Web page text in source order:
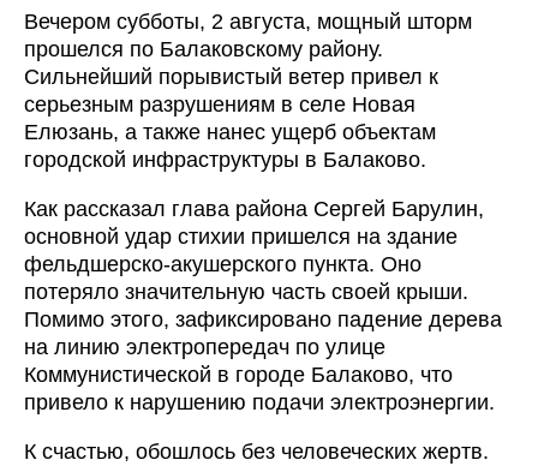
Вечером субботы, 2 августа, мощный шторм
прошелся по Балаковскому району.
Сильнейший порывистый ветер привел к
серьезным разрушениям в селе Новая
Елюзань, а также нанес ущерб объектам
городской инфраструктуры в Балаково.
Как рассказал глава района Сергей Барулин,
основной удар стихии пришелся на здание
фельдшерско-акушерского пункта. Оно
потеряло значительную часть своей крыши.
Помимо этого, зафиксировано падение дерева
на линию электропередач по улице
Коммунистической в городе Балаково, что
привело к нарушению подачи электроэнергии.
К счастью, обошлось без человеческих жертв.